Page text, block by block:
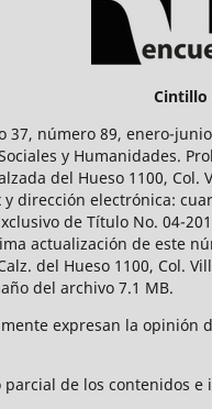
Cintillo
37, número 89, enero-
y Humanidades.
del Hueso 1100,
electrónica:
de Título No. 04-
actualización de este
del Hueso 1100, Col.
del archivo 7.1 MB.
expresan la
de los contenidos